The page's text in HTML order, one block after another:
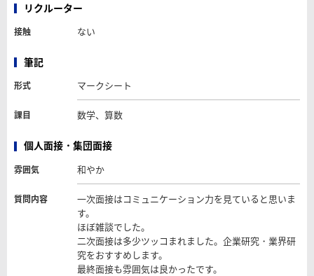
リクルーター
接触 ない
筆記
形式 マークシート
課目 数学、算数
個人面接・集団面接
雰囲気 和やか
質問内容
一次面接はコミュニケーション力を見ていると思いま
す。
ほぼ雑談でした。
二次面接は多少ツッコまれました。企業研究・業界研
究をおすすめします。
最終面接も雰囲気は良かったです。